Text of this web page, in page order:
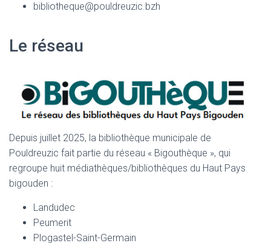
bibliotheque@pouldreuzic.bzh
Le réseau
Depuis juillet 2025, la bibliothèque municipale de
Pouldreuzic fait partie du réseau « Bigouthèque », qui
regroupe huit médiathèques/bibliothèques du Haut Pays
bigouden :
Landudec
Peumerit
Plogastel-Saint-Germain